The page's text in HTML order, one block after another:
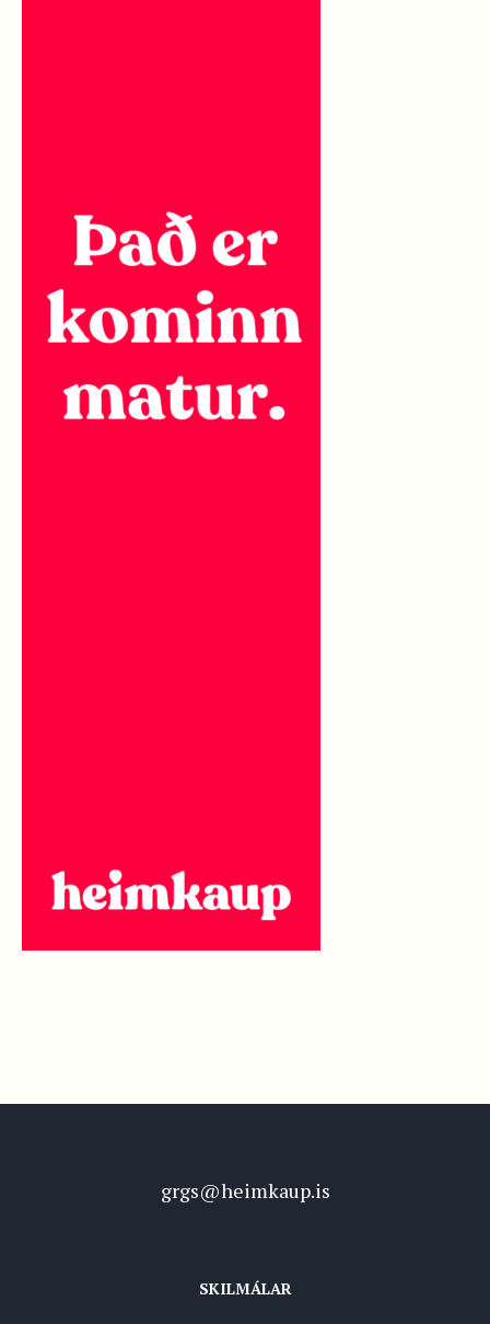
grgs@heimkaup.is
SKILMÁLAR